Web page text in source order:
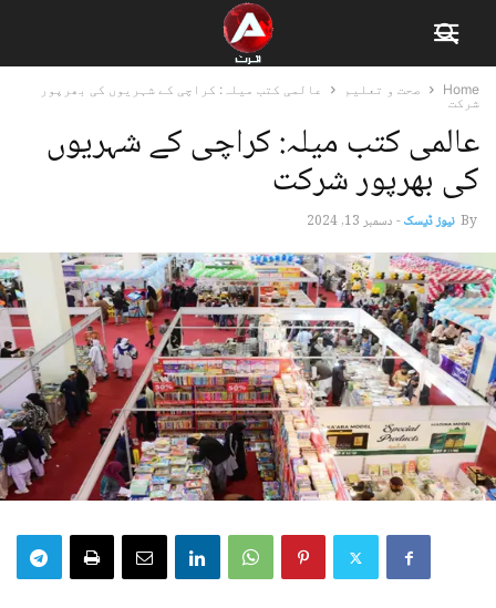
Home صحت و تعلیم
عالمی کتب میلہ: کراچی کے شہریوں کی بھرپور
شرکت
عالمی کتب میلہ: کراچی کے شہریوں
کی بھرپور شرکت
By نیوز ڈیسک-دسمبر 13, 2024